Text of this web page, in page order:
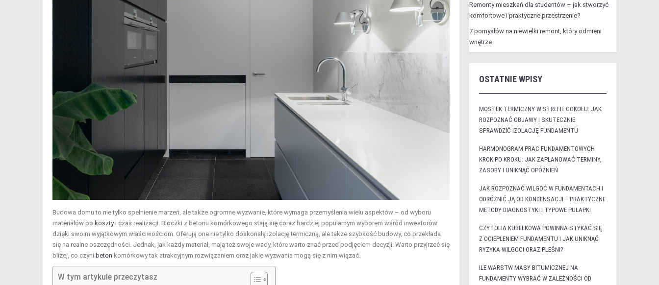
Budowa domu to nie tylko spełnienie marzeń, ale także ogromne wyzwanie, które wymaga przemyślenia wielu aspektów – od wyboru
materiałów po kosztyi czas realizacji. Bloczki z betonu komórkowego stają się coraz bardziej popularnym wyborem wśród inwestorów
dzięki swoim wyjątkowym właściwościom. Oferują one nie tylko doskonałą izolację termiczną, ale także szybkość budowy, co przekłada
się na realne oszczędności. Jednak, jak każdy materiał, mają też swoje wady, które warto znać przed podjęciem decyzji. Warto przyjrzeć się
bliżej, co czyni beton komórkowy tak atrakcyjnym rozwiązaniem oraz jakie wyzwania mogą się z nim wiązać.
W tym artykule przeczytasz
Remonty mieszkań dla studentów – jak stworzyć
komfortowe i praktyczne przestrzenie?
7 pomysłów na niewielki remont, który odmieni
wnętrze
OSTATNIE WPISY
MOSTEK TERMICZNY W STREFIE COKOŁU: JAK
ROZPOZNAĆ OBJAWY I SKUTECZNIE
SPRAWDZIĆ IZOLACJĘ FUNDAMENTU
HARMONOGRAM PRAC FUNDAMENTOWYCH
KROK PO KROKU: JAK ZAPLANOWAĆ TERMINY,
ZASOBY I UNIKNĄĆ OPÓŹNIEŃ
JAK ROZPOZNAĆ WILGOĆ W FUNDAMENTACH I
ODRÓŻNIĆ JĄ OD KONDENSACJI – PRAKTYCZNE
METODY DIAGNOSTYKI I TYPOWE PUŁAPKI
CZY FOLIA KUBEŁKOWA POWINNA STYKAĆ SIĘ
Z OCIEPLENIEM FUNDAMENTU I JAK UNIKNĄĆ
RYZYKA WILGOCI ORAZ PLEŚNI?
ILE WARSTW MASY BITUMICZNEJ NA
FUNDAMENTY WYBRAĆ W ZALEŻNOŚCI OD